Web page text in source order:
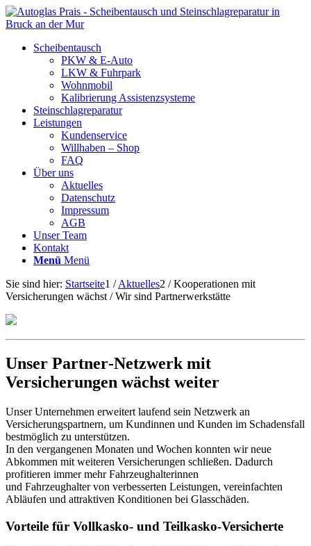
Scheibentausch
PKW & E-Auto
LKW & Fuhrpark
Wohnmobil
Kalibrierung Assistenzsysteme
Steinschlagreparatur
Leistungen
Kundenservice
Willhaben – Shop
FAQ
Über uns
Aktuelles
Datenschutz
Impressum
AGB
Unser Team
Kontakt
Menü Menü
Sie sind hier: Startseite1 / Aktuelles2 / Kooperationen mit
Versicherungen wächst / Wir sind Partnerwerkstätte
Unser Partner‑Netzwerk mit
Versicherungen wächst weiter
Unser Unternehmen erweitert laufend sein Netzwerk an
Versicherungspartnern, um Kundinnen und Kunden im Schadensfall
bestmöglich zu unterstützen.
In den vergangenen Monaten und Wochen konnten wir neue
Abkommen mit weiteren Versicherungen schließen. Dadurch
profitieren immer mehr Fahrzeughalterinnen
und Fahrzeughalter von verbesserten Leistungen, vereinfachten
Abläufen und attraktiven Konditionen bei Glasschäden.
Vorteile für Vollkasko- und Teilkasko-Versicherte